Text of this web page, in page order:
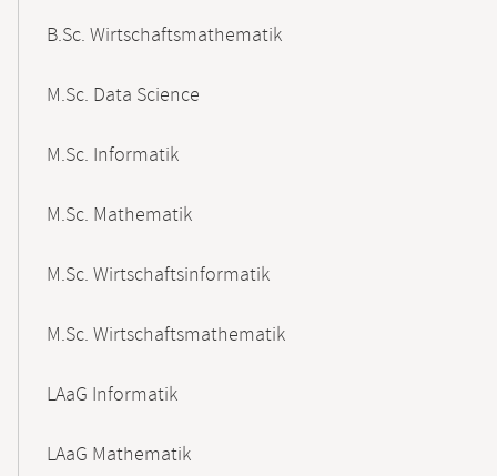
B.Sc. Wirtschaftsmathematik
M.Sc. Data Science
M.Sc. Informatik
M.Sc. Mathematik
M.Sc. Wirtschaftsinformatik
M.Sc. Wirtschaftsmathematik
LAaG Informatik
LAaG Mathematik